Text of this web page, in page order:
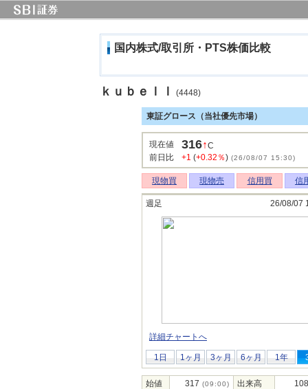
国内株式/取引所・PTS株価比較
ｋｕｂｅｌｌ (4448)
東証グロース（当社優先市場）
現在値 316↑C
前日比
+1 (+0.32％) (26/08/07 15:30)
現物買 現物売 信用買 信
週足 26/08/07
詳細チャートへ
1日 1ヶ月 3ヶ月 6ヶ月 1年
始値 317 (09:00) 出来高